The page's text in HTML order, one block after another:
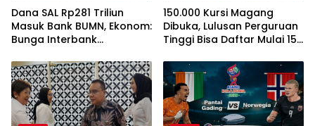
Dana SAL Rp281 Triliun
Masuk Bank BUMN, Ekonom:
Bunga Interbank
150.000 Kursi Magang
Dibuka, Lulusan Perguruan
Tinggi Bisa Daftar Mulai 15